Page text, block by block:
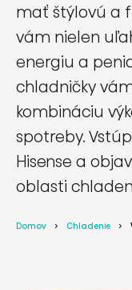
mať štýlovú a
vám nielen
energiu a
chladničky
kombináciu
spotreby.
Hisense a
oblasti
Domov Chladenie